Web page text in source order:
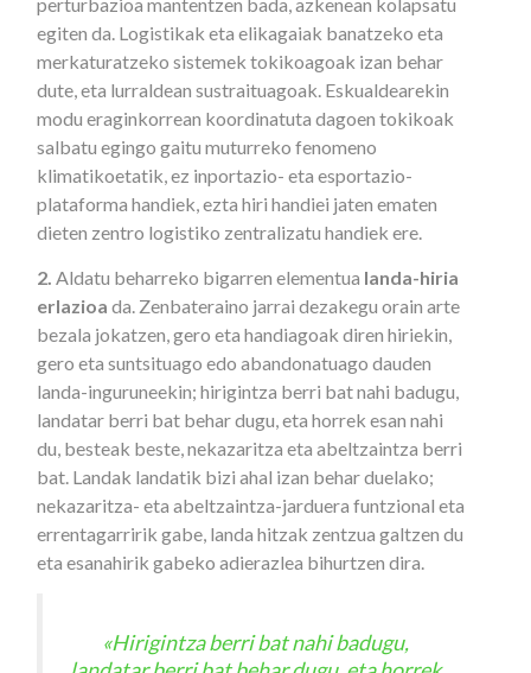
egiten da. Logistikak eta elikagaiak banatzeko eta
merkaturatzeko sistemek tokikoagoak izan behar
dute, eta lurraldean sustraituagoak. Eskualdearekin
modu eraginkorrean koordinatuta dagoen tokikoak
salbatu egingo gaitu muturreko fenomeno
klimatikoetatik, ez inportazio- eta esportazio-
plataforma handiek, ezta hiri handiei jaten ematen
dieten zentro logistiko zentralizatu handiek ere.
2. Aldatu beharreko bigarren elementua landa-hiria
erlazioa da. Zenbateraino jarrai dezakegu orain arte
bezala jokatzen, gero eta handiagoak diren hiriekin,
gero eta suntsituago edo abandonatuago dauden
landa-inguruneekin; hirigintza berri bat nahi badugu,
landatar berri bat behar dugu, eta horrek esan nahi
du, besteak beste, nekazaritza eta abeltzaintza berri
bat. Landak landatik bizi ahal izan behar duelako;
nekazaritza- eta abeltzaintza-jarduera funtzional eta
errentagarririk gabe, landa hitzak zentzua galtzen du
eta esanahirik gabeko adierazlea bihurtzen dira.
«Hirigintza berri bat nahi badugu,